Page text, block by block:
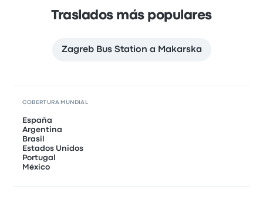
Traslados más populares
Zagreb Bus Station a Makarska
COBERTURA MUNDIAL
España
Argentina
Brasil
Estados Unidos
Portugal
México